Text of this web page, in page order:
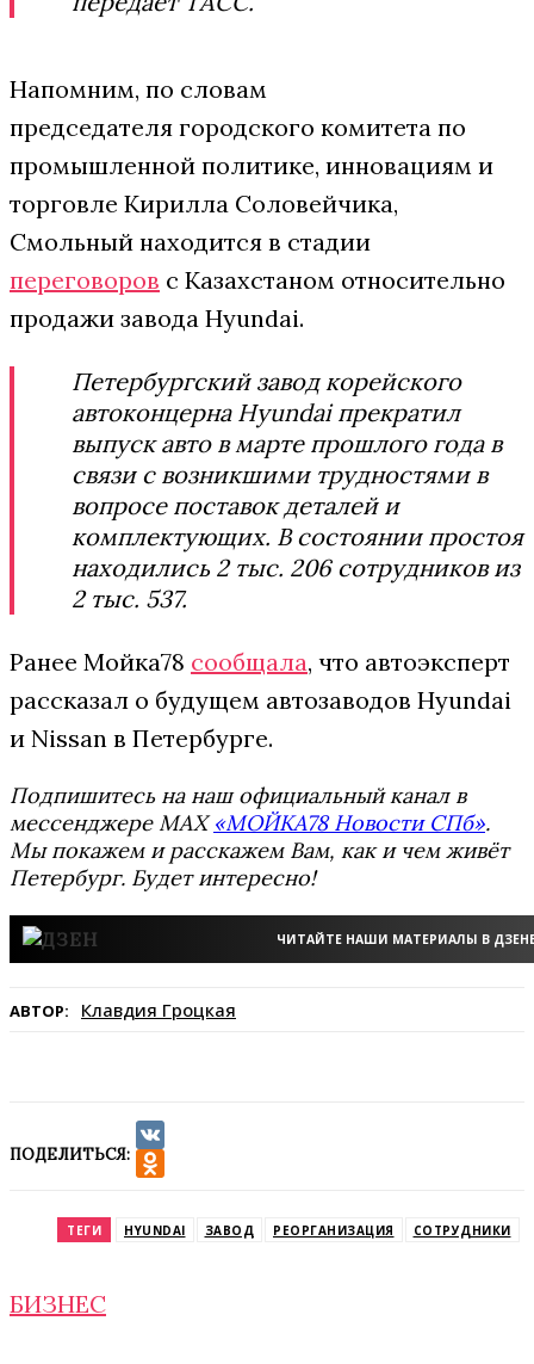
Напомним, по словам
председателя городского комитета по
промышленной политике, инновациям и
торговле Кирилла Соловейчика,
Смольный находится в стадии
переговоров с Казахстаном относительно
продажи завода Hyundai.
Петербургский завод корейского
автоконцерна Hyundai прекратил
выпуск авто в марте прошлого года в
связи с возникшими трудностями в
вопросе поставок деталей и
комплектующих. В состоянии простоя
находились 2 тыс. 206 сотрудников из
2 тыс. 537.
Ранее Мойка78 сообщала, что автоэксперт
рассказал о будущем автозаводов Hyundai
и Nissan в Петербурге.
Подпишитесь на наш официальный канал в
мессенджере MAX«МОЙКА78 Новости СПб».
Мы покажем и расскажем Вам, как и чем живёт
Петербург. Будет интересно!
ЧИТАЙТЕ НАШИ МАТЕРИАЛЫ В
АВТОР: Клавдия Гроцкая
ПОДЕЛИТЬСЯ:
VK
ТЕГИ HYUNDAI ЗАВОД РЕОРГАНИЗАЦИЯ СОТРУДНИКИ
БИЗНЕС